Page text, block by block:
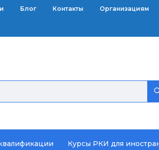
Организациям
Контакты
Блог
Курсы РКИ для